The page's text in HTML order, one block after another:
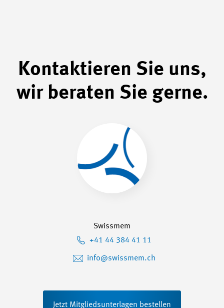
Kontaktieren Sie uns,
wir beraten Sie gerne.
Swissmem
+41 44 384 41 11
info@swissmem.ch
Jetzt Mitgliedsunterlagen bestellen